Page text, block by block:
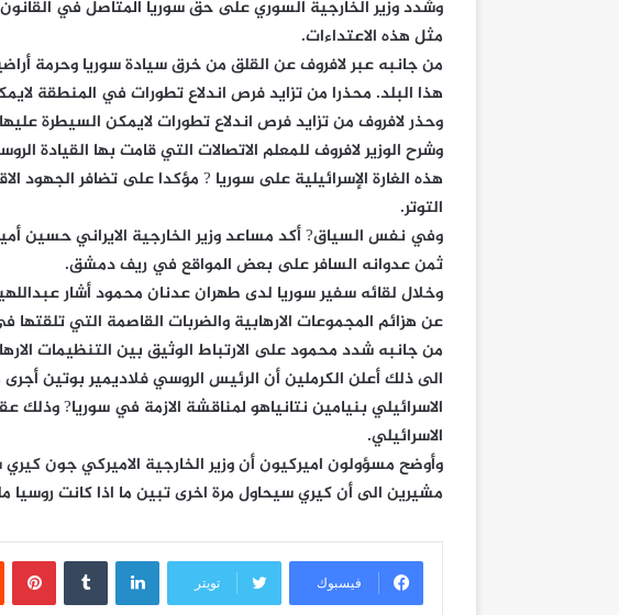
وشدد وزير الخارجية السوري على حق سوريا المتاصل في القانون
مثل هذه الاعتداءات.
من جانبه عبر لافروف عن القلق من خرق سيادة سوريا وحرمة
هذا البلد. محذرا من تزايد فرص اندلاع تطورات في المنطقة
وحذر لافروف من تزايد فرص اندلاع تطورات لايمكن السيطرة
وشرح الوزير لافروف للمعلم الاتصالات التي قامت بها القيادة
هذه الغارة الإسرائيلية على سوريا ? مؤكدا على تضافر الجهود
التوتر.
وفي نفس السياق? أكد مساعد وزير الخارجية الايراني حسين
ثمن عدوانه السافر على بعض المواقع في ريف دمشق.
وخلال لقائه سفير سوريا لدى طهران عدنان محمود أشار
عن هزائم المجموعات الارهابية والضربات القاصمة التي
من جانبه شدد محمود على الارتباط الوثيق بين التنظيمات
الى ذلك أعلن الكرملين أن الرئيس الروسي فلاديمير بوتين
الاسرائيلي بنيامين نتانياهو لمناقشة الازمة في سوريا?
الاسرائيلي.
وأوضح مسؤولون اميركيون أن وزير الخارجية الاميركي جون
مشيرين الى أن كيري سيحاول مرة اخرى تبين ما اذا كانت
فيسبوك تويتر
لينكدإن